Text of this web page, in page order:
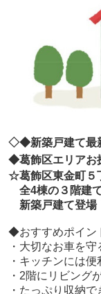
◇◆新築戸建て
◆葛飾区エリアお
☆葛飾区東金町５
全4棟の３階建
新築戸建て登場
◆おすすめポイ
・大切なお車を
・キッチンには
・2階にリビング
・たっぷり収納